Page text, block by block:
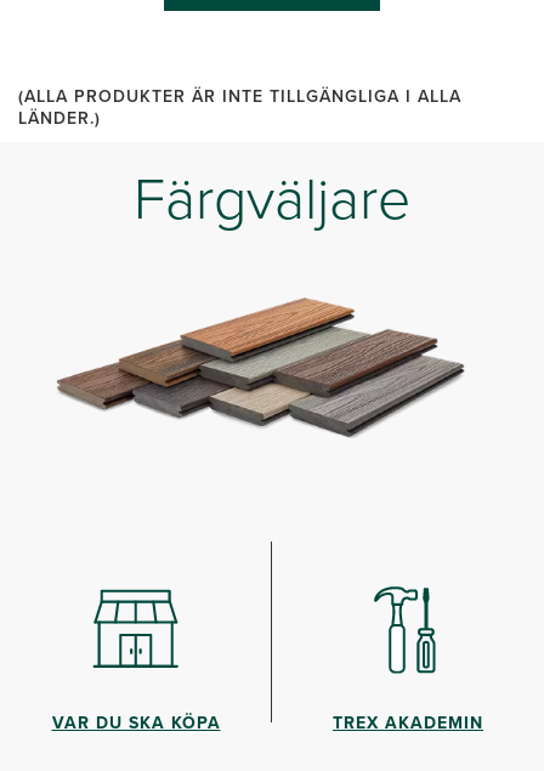
(ALLA PRODUKTER ÄR INTE TILLGÄNGLIGA I ALLA
LÄNDER.)
Färgväljare
VAR DU SKA KÖPA TREX AKADEMIN